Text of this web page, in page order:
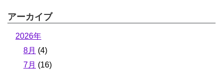
アーカイブ
2026年
8月 (4)
7月 (16)